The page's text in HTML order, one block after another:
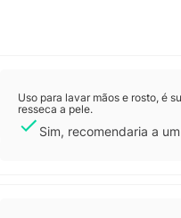
Uso para lavar mãos e rosto, é
resseca a pele.
Sim, recomendaria a